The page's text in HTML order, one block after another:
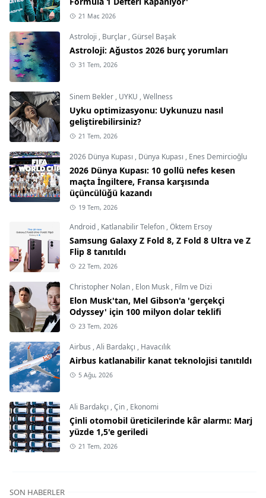
21 Mar, 2026
Astroloji , Burçlar ,Gürsel Başak
Astroloji: Ağustos 2026 burç yorumları
31 Tem, 2026
Sinem Bekler , UYKU ,Wellness
Uyku optimizasyonu: Uykunuzu nasıl
geliştirebilirsiniz?
21 Tem, 2026
2026 Dünya Kupası , Dünya Kupası , Enes Demircioğlu
2026 Dünya Kupası: 10 gollü nefes kesen
maçta İngiltere, Fransa karşısında
üçüncülüğü kazandı
19 Tem, 2026
Android , Katlanabilir Telefon ,Öktem Ersoy
Samsung Galaxy Z Fold 8, Z Fold 8 Ultra ve Z
Flip 8 tanıtıldı
22 Tem, 2026
Christopher Nolan , Elon Musk , Film ve Dizi
Elon Musk'tan, Mel Gibson'a 'gerçekçi
Odyssey' için 100 milyon dolar teklifi
23 Tem, 2026
Airbus ,Ali Bardakçı , Havacılık
Airbus katlanabilir kanat teknolojisi tanıtıldı
5 Ağu, 2026
Ali Bardakçı ,Çin , Ekonomi
Çinli otomobil üreticilerinde kâr alarmı: Marj
yüzde 1,5'e geriledi
21 Tem, 2026
SON HABERLER